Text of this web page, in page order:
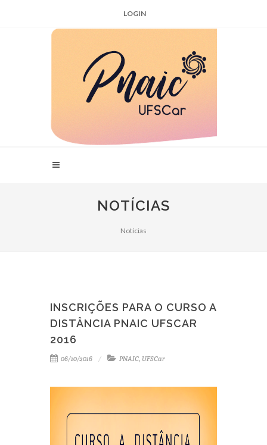
LOGIN
NOTÍCIAS
Notícias
INSCRIÇÕES PARA O CURSO A
DISTÂNCIA PNAIC UFSCAR
2016
06/10/2016 PNAIC, UFSCar